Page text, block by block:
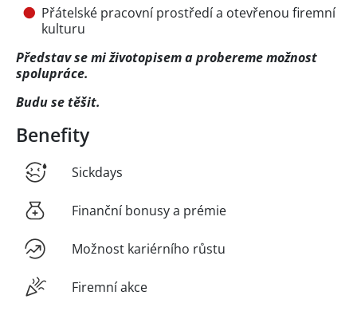
Přátelské pracovní prostředí a otevřenou firemní
kulturu
Představ se mi životopisem a probereme možnost
spolupráce.
Budu se těšit.
Benefity
Sickdays
Finanční bonusy a prémie
Možnost kariérního růstu
Firemní akce